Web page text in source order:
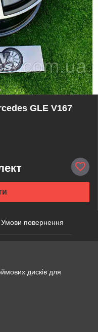
GLE V167
Умови повернення
дисків для